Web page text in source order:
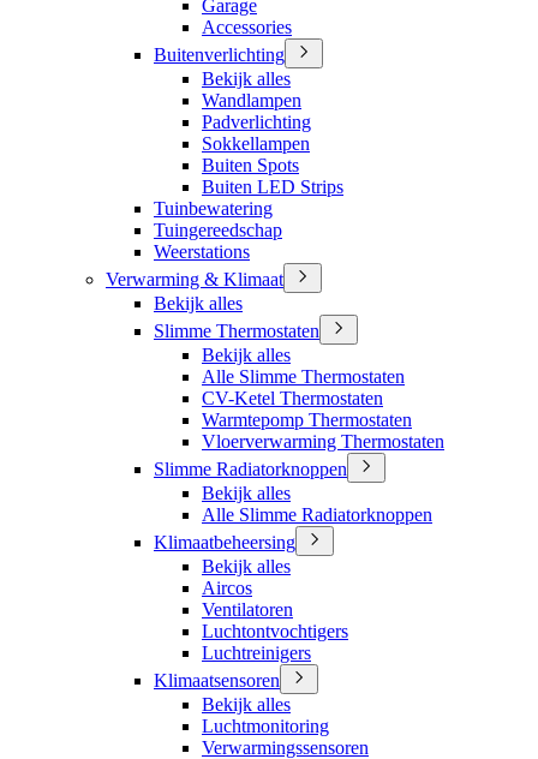
Garage
Accessories
Buitenverlichting
Bekijk alles
Wandlampen
Padverlichting
Sokkellampen
Buiten Spots
Buiten LED Strips
Tuinbewatering
Tuingereedschap
Weerstations
Verwarming & Klimaat
Bekijk alles
Slimme Thermostaten
Bekijk alles
Alle Slimme Thermostaten
CV-Ketel Thermostaten
Warmtepomp Thermostaten
Vloerverwarming Thermostaten
Slimme Radiatorknoppen
Bekijk alles
Alle Slimme Radiatorknoppen
Klimaatbeheersing
Bekijk alles
Aircos
Ventilatoren
Luchtontvochtigers
Luchtreinigers
Klimaatsensoren
Bekijk alles
Luchtmonitoring
Verwarmingssensoren